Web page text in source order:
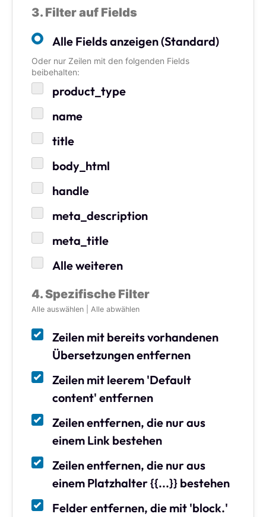
3. Filter auf Fields
Alle Fields anzeigen (Standard)
Oder nur Zeilen mit den folgenden Fields
beibehalten:
product_type
name
title
body_html
handle
meta_description
meta_title
Alle weiteren
4. Spezifische Filter
Alle auswählen Alle abwählen
Zeilen mit bereits vorhandenen
Übersetzungen entfernen
Zeilen mit leerem 'Default
content' entfernen
Zeilen entfernen, die nur aus
einem Link bestehen
Zeilen entfernen, die nur aus
einem Platzhalter {{...}} bestehen
Felder entfernen, die mit 'block.'